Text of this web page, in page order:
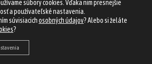
súbory cookies. Vďaka nim presnejšie
a používateľské nastavenia.
súvisiacichosobných údajov? Alebo si želáte
?